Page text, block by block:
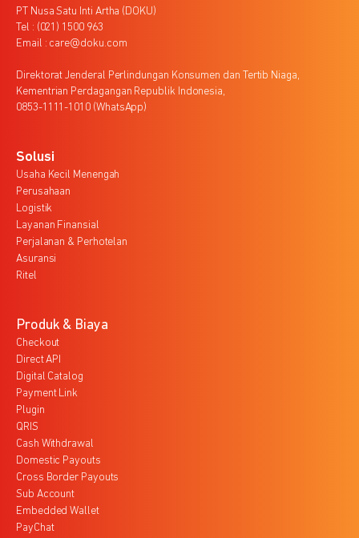
PT Nusa Satu Inti Artha (DOKU)
Tel : (021) 1500 963
Email : care@doku.com
Direktorat Jenderal Perlindungan Konsumen dan Tertib Niaga,
Kementrian Perdagangan Republik Indonesia,
0853-1111-1010 (WhatsApp)
Solusi
Usaha Kecil Menengah
Perusahaan
Logistik
Layanan Finansial
Perjalanan & Perhotelan
Asuransi
Ritel
Produk & Biaya
Checkout
Direct API
Digital Catalog
Payment Link
Plugin
QRIS
Cash Withdrawal
Domestic Payouts
Cross Border Payouts
Sub Account
Embedded Wallet
PayChat